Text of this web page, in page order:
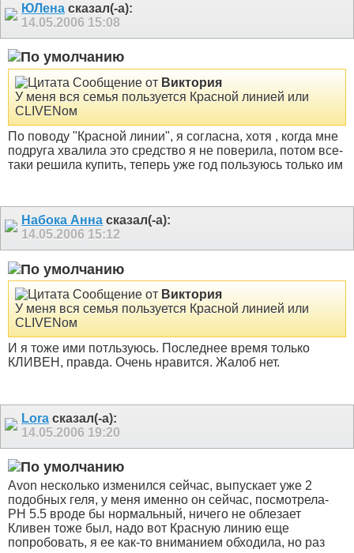
ЮЛена сказал(-а):
14.05.2006 15:08
Сообщение от Виктория
У меня вся семья пользуется Красной линией или
CLIVENом
По поводу "Красной линии", я согласна, хотя , когда мне
подруга хвалила это средство я не поверила, потом все-
таки решила купить, теперь уже год пользуюсь только им
Набока Анна сказал(-а):
14.05.2006 15:12
Сообщение от Виктория
У меня вся семья пользуется Красной линией или
CLIVENом
И я тоже ими потльзуюсь. Последнее время только
КЛИВЕН, правда. Очень нравится. Жалоб нет.
Lora сказал(-а):
14.05.2006 19:20
Avon несколько изменился сейчас, выпускает уже 2
подобных геля, у меня именно он сейчас, посмотрела-
PH 5.5 вроде бы нормальный, ничего не облезает
Кливен тоже был, надо вот Красную линию еще
попробовать, я ее как-то вниманием обходила, но раз